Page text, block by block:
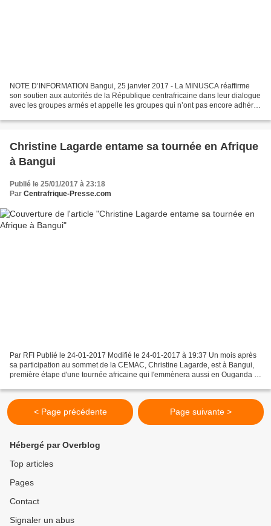
NOTE D’INFORMATION Bangui, 25 janvier 2017 - La MINUSCA réaffirme
son soutien aux autorités de la République centrafricaine dans leur dialogue
avec les groupes armés et appelle les groupes qui n’ont pas encore adhéré
Christine Lagarde entame sa tournée en Afrique
à Bangui
Publié le 25/01/2017 à 23:18
Par Centrafrique-Presse.com
Par RFI Publié le 24-01-2017 Modifié le 24-01-2017 à 19:37 Un mois après
sa participation au sommet de la CEMAC, Christine Lagarde, est à Bangui,
première étape d'une tournée africaine qui l'emmènera aussi en Ouganda et
< Page précédente Page suivante >
Hébergé par Overblog
Top articles
Pages
Contact
Signaler un abus